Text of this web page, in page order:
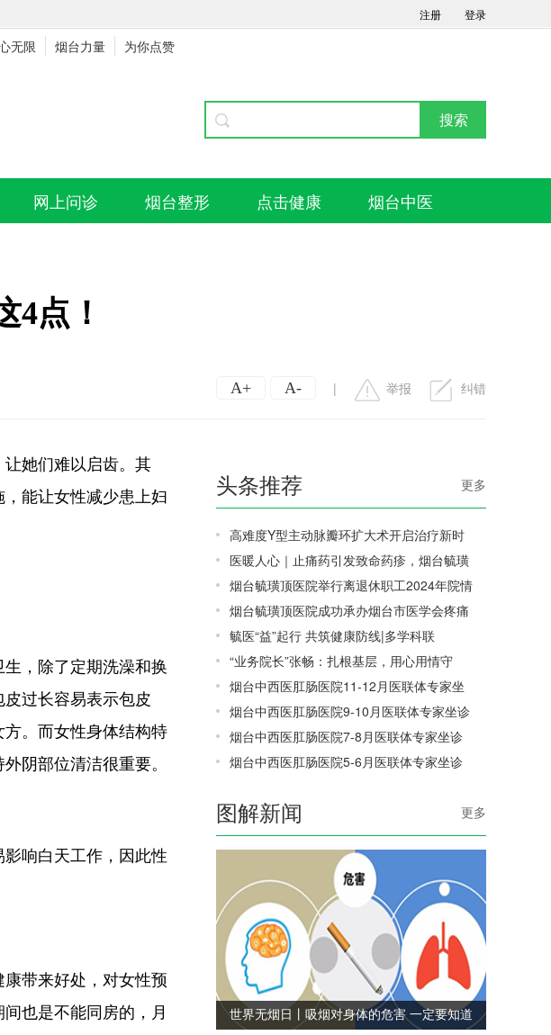
注册 登录
无限 烟台力量 为你点赞
网上问诊 烟台整形 点击健康 烟台中医
4点！
A+ A- | 举报 纠错
她们难以启齿。其
能让女性减少患上妇
，除了定期洗澡和换
过长容易表示包皮
。而女性身体结构特
阴部位清洁很重要。
响白天工作，因此性
带来好处，对女性预
也是不能同房的，月
头条推荐 更多
高难度Y型主动脉瓣环扩大术开启治疗新时
医暖人心｜止痛药引发致命药疹，烟台毓璜
烟台毓璜顶医院举行离退休职工2024年院情
烟台毓璜顶医院成功承办烟台市医学会疼痛
毓医“益”起行 共筑健康防线|多学科联
“业务院长”张畅：扎根基层，用心用情守
烟台中西医肛肠医院11-12月医联体专家坐
烟台中西医肛肠医院9-10月医联体专家坐诊
烟台中西医肛肠医院7-8月医联体专家坐诊
烟台中西医肛肠医院5-6月医联体专家坐诊
图解新闻 更多
世界无烟日丨吸烟对身体的危害 一定要知道